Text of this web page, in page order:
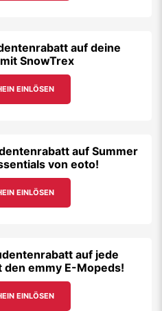
auf deine
SnowTrex
EINLÖSEN
auf Summer
von eoto!
EINLÖSEN
auf jede
den emmy E-Mopeds!
EINLÖSEN